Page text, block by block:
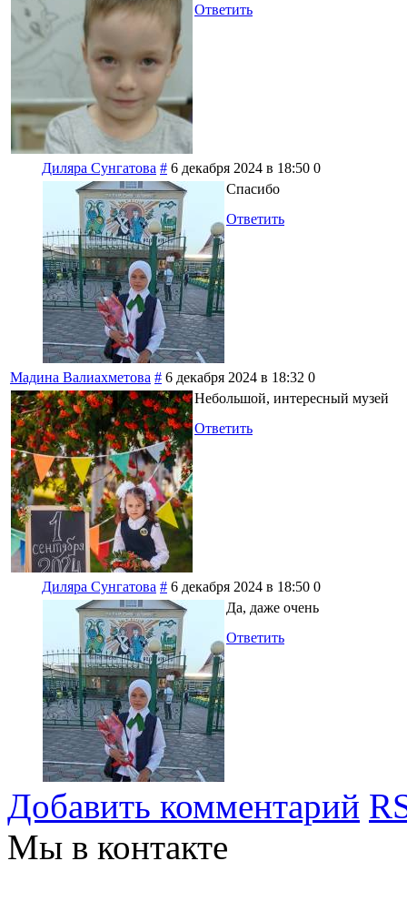
Ответить
Диляра Сунгатова # 6 декабря 2024 в 18:50 0
Спасибо
Ответить
Мадина Валиахметова # 6 декабря 2024 в 18:32 0
Небольшой, интересный музей
Ответить
Диляра Сунгатова # 6 декабря 2024 в 18:50 0
Да, даже очень
Ответить
Добавить комментарий
Мы в контакте